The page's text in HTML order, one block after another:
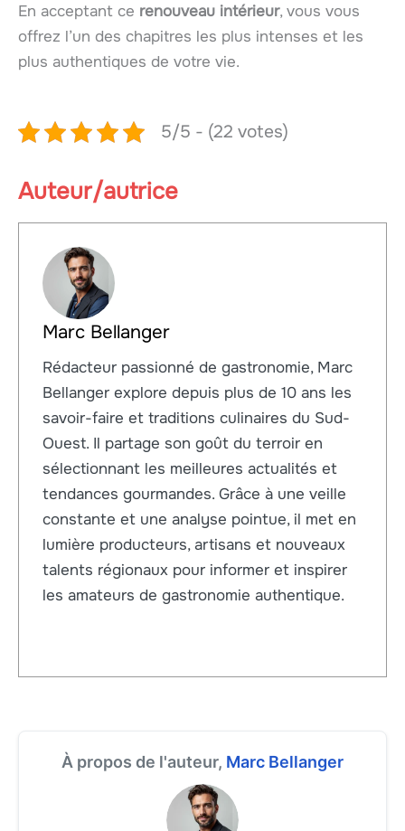
En acceptant ce renouveau intérieur, vous vous
offrez l’un des chapitres les plus intenses et les
plus authentiques de votre vie.
5/5 - (22 votes)
Auteur/autrice
Marc Bellanger
Rédacteur passionné de gastronomie, Marc
Bellanger explore depuis plus de 10 ans les
savoir-faire et traditions culinaires du Sud-
Ouest. Il partage son goût du terroir en
sélectionnant les meilleures actualités et
tendances gourmandes. Grâce à une veille
constante et une analyse pointue, il met en
lumière producteurs, artisans et nouveaux
talents régionaux pour informer et inspirer
les amateurs de gastronomie authentique.
À propos de l'auteur, Marc Bellanger